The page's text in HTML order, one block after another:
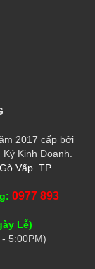
2017 cấp bởi
Kinh Doanh.
Vấp. TP.
0977 893
Lễ)
5:00PM)